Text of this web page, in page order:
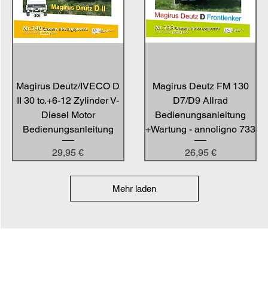
Magirus Deutz/IVECO D
II 30 to.+6-12 Zylinder V-
Diesel Motor
Bedienungsanleitung
Preis
29,95 €
Magirus Deutz FM 130
D7/D9 Allrad
Bedienungsanleitung
+Wartung - annoligno 733
Preis
26,95 €
Mehr laden